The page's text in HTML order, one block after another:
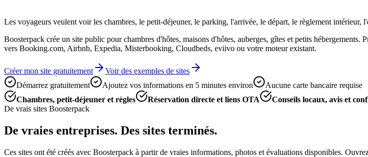
Les voyageurs veulent voir les chambres, le petit-déjeuner, le parking, l'arrivée, le départ, le règlement intérieur,
Boosterpack crée un site public pour chambres d'hôtes, maisons d'hôtes, auberges, gîtes et petits
vers Booking.com, Airbnb, Expedia, Misterbooking, Cloudbeds, eviivo ou votre moteur existant.
Créer mon site gratuitement
Voir des exemples de sites
Démarrez gratuitement
Ajoutez vos informations en 5 minutes environ
Aucune carte bancaire requise
Chambres, petit-déjeuner et règles
Réservation directe et liens OTA
Conseils locaux, avis et
De vrais sites Boosterpack
De vraies entreprises. Des sites terminés.
Ces sites ont été créés avec Boosterpack à partir de vraies informations, photos et évaluations disponibles.